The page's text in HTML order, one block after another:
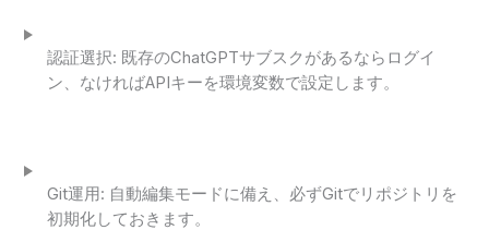
認証選択: 既存のChatGPTサブスクがあるならログイ
ン、なければAPIキーを環境変数で設定します。
Git運用: 自動編集モードに備え、必ずGitでリポジトリを
初期化しておきます。